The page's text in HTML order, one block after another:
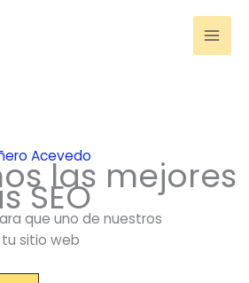
Acevedo
las mejores
SEO
que uno de nuestros
sitio web